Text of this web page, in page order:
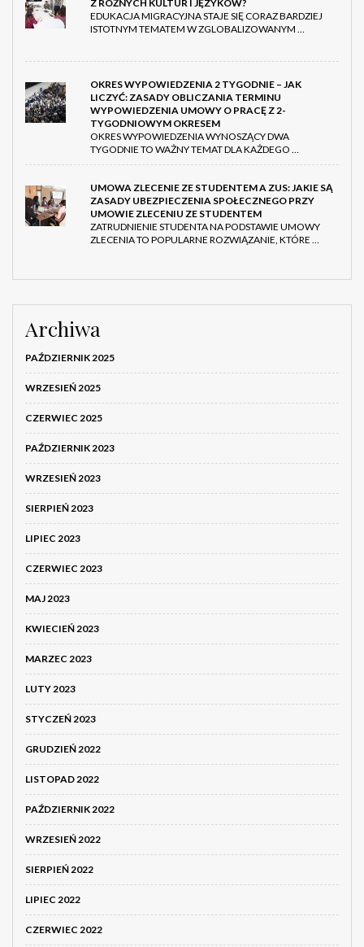
Z RÓŻNYCH KULTUR I JĘZYKÓW?
EDUKACJA MIGRACYJNA STAJE SIĘ CORAZ BARDZIEJ
ISTOTNYM TEMATEM W ZGLOBALIZOWANYM …
OKRES WYPOWIEDZENIA 2 TYGODNIE – JAK
LICZYĆ: ZASADY OBLICZANIA TERMINU
WYPOWIEDZENIA UMOWY O PRACĘ Z 2-
TYGODNIOWYM OKRESEM
OKRES WYPOWIEDZENIA WYNOSZĄCY DWA
TYGODNIE TO WAŻNY TEMAT DLA KAŻDEGO …
UMOWA ZLECENIE ZE STUDENTEM A ZUS: JAKIE SĄ
ZASADY UBEZPIECZENIA SPOŁECZNEGO PRZY
UMOWIE ZLECENIU ZE STUDENTEM
ZATRUDNIENIE STUDENTA NA PODSTAWIE UMOWY
ZLECENIA TO POPULARNE ROZWIĄZANIE, KTÓRE …
Archiwa
PAŹDZIERNIK 2025
WRZESIEŃ 2025
CZERWIEC 2025
PAŹDZIERNIK 2023
WRZESIEŃ 2023
SIERPIEŃ 2023
LIPIEC 2023
CZERWIEC 2023
MAJ 2023
KWIECIEŃ 2023
MARZEC 2023
LUTY 2023
STYCZEŃ 2023
GRUDZIEŃ 2022
LISTOPAD 2022
PAŹDZIERNIK 2022
WRZESIEŃ 2022
SIERPIEŃ 2022
LIPIEC 2022
CZERWIEC 2022